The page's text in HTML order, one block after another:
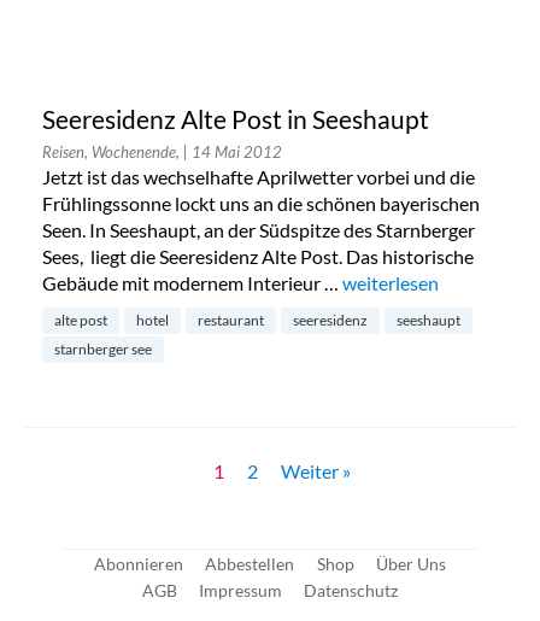
Seeresidenz Alte Post in Seeshaupt
Reisen, Wochenende, | 14 Mai 2012
Jetzt ist das wechselhafte Aprilwetter vorbei und die
Frühlingssonne lockt uns an die schönen bayerischen
Seen. In Seeshaupt, an der Südspitze des Starnberger
Sees, liegt die Seeresidenz Alte Post. Das historische
Gebäude mit modernem Interieur … „Seeresidenz Alte Post
weiterlesen
alte post hotel restaurant seeresidenz
seeshaupt
starnberger see
1 2 Weiter »
Abonnieren Abbestellen Shop
Über Uns
AGB
Impressum Datenschutz